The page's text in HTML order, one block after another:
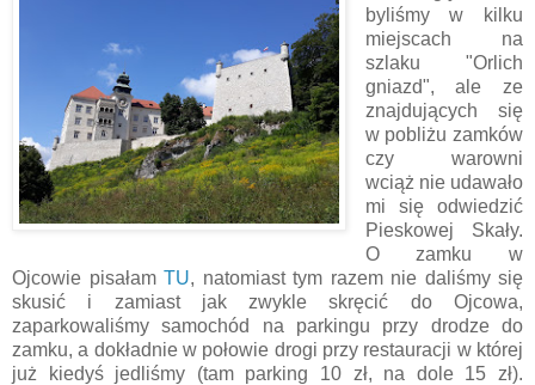
byliśmy w kilku
miejscach na
szlaku "Orlich
gniazd", ale ze
znajdujących się
w pobliżu zamków
czy warowni
wciąż nie udawało
mi się odwiedzić
Pieskowej Skały.
O zamku w
Ojcowie pisałam TU, natomiast tym razem nie daliśmy się
skusić i zamiast jak zwykle skręcić do Ojcowa,
zaparkowaliśmy samochód na parkingu przy drodze do
zamku, a dokładnie w połowie drogi przy restauracji w której
już kiedyś jedliśmy (tam parking 10 zł, na dole 15 zł).